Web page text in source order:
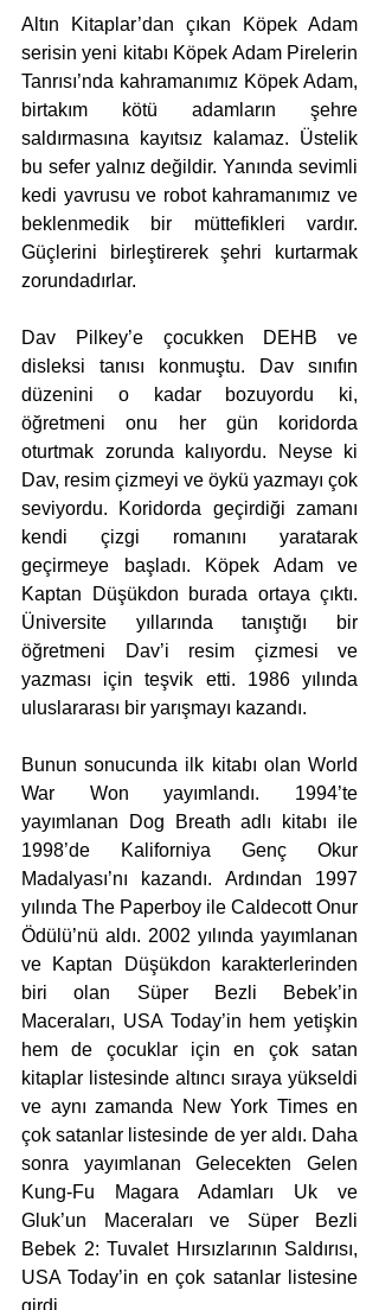
Altın Kitaplar’dan çıkan Köpek Adam
serisin yeni kitabı Köpek Adam Pirelerin
Tanrısı’nda kahramanımız Köpek Adam,
birtakım kötü adamların şehre
saldırmasına kayıtsız kalamaz. Üstelik
bu sefer yalnız değildir. Yanında sevimli
kedi yavrusu ve robot kahramanımız ve
beklenmedik bir müttefikleri vardır.
Güçlerini birleştirerek şehri kurtarmak
zorundadırlar.
Dav Pilkey’e çocukken DEHB ve
disleksi tanısı konmuştu. Dav sınıfın
düzenini o kadar bozuyordu ki,
öğretmeni onu her gün koridorda
oturtmak zorunda kalıyordu. Neyse ki
Dav, resim çizmeyi ve öykü yazmayı çok
seviyordu. Koridorda geçirdiği zamanı
kendi çizgi romanını yaratarak
geçirmeye başladı. Köpek Adam ve
Kaptan Düşükdon burada ortaya çıktı.
Üniversite yıllarında tanıştığı bir
öğretmeni Dav’i resim çizmesi ve
yazması için teşvik etti. 1986 yılında
uluslararası bir yarışmayı kazandı.
Bunun sonucunda ilk kitabı olan World
War Won yayımlandı. 1994’te
yayımlanan Dog Breath adlı kitabı ile
1998’de Kaliforniya Genç Okur
Madalyası’nı kazandı. Ardından 1997
yılında The Paperboy ile Caldecott Onur
Ödülü’nü aldı. 2002 yılında yayımlanan
ve Kaptan Düşükdon karakterlerinden
biri olan Süper Bezli Bebek’in
Maceraları, USA Today’in hem yetişkin
hem de çocuklar için en çok satan
kitaplar listesinde altıncı sıraya yükseldi
ve aynı zamanda New York Times en
çok satanlar listesinde de yer aldı. Daha
sonra yayımlanan Gelecekten Gelen
Kung-Fu Magara Adamları Uk ve
Gluk’un Maceraları ve Süper Bezli
Bebek 2: Tuvalet Hırsızlarının Saldırısı,
USA Today’in en çok satanlar listesine